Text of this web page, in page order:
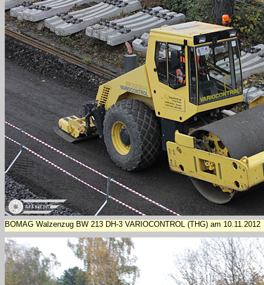
BOMAG Walzenzug BW 213 DH-3 VARIOCONTROL (THG) am 10.11.2012